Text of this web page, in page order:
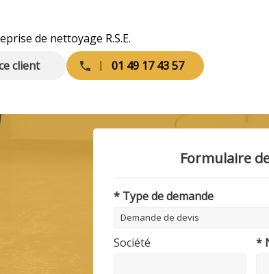
de nettoyage R.S.E.
client 01 49 17 43 57
Formulaire
* Type de demande
Société *